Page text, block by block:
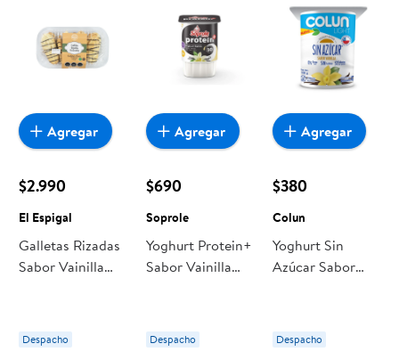
$2.990
El Espigal
Galletas Rizadas
Sabor Vainilla
Espigal
Despacho
Agregar
$690
Soprole
Yoghurt Protein+
Sabor Vainilla
Despacho
Agregar
$380
Colun
Yoghurt Sin
Azúcar Sabor
Despacho
Agregar